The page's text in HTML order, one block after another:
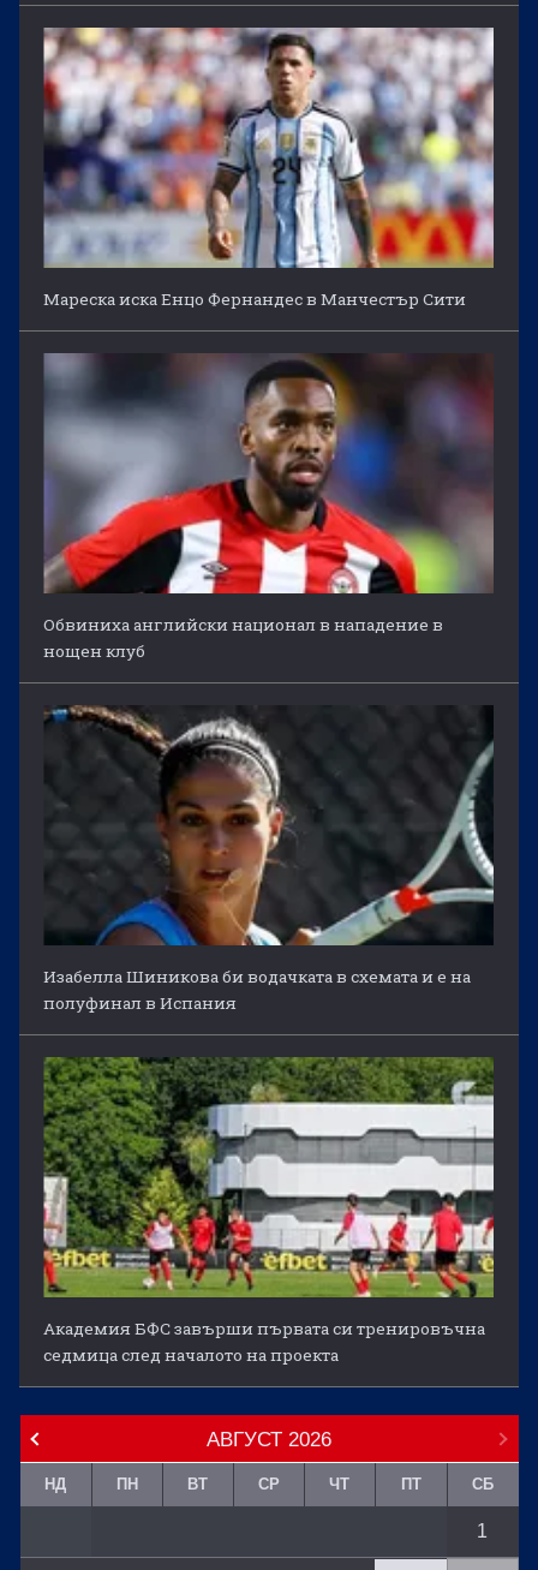
Мареска иска Енцо Фернандес в Манчестър Сити
Обвиниха английски национал в нападение в
нощен клуб
Изабелла Шиникова би водачката в схемата и е на
полуфинал в Испания
Академия БФС завърши първата си тренировъчна
седмица след началото на проекта
АВГУСТ 2026
НД ПН ВТ СР ЧТ ПТ СБ
1